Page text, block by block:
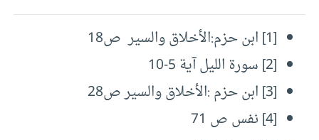
[1]
ابن حزم:الأخلاق والسير ص18
[2]
سورة الليل آية 5-10
[3]
ابن حزم :الأخلاق والسير ص28
[4]
نفس ص 71